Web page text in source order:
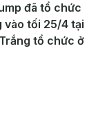
đã tổ chức
vào tối 25/4 tại
tổ chức ở